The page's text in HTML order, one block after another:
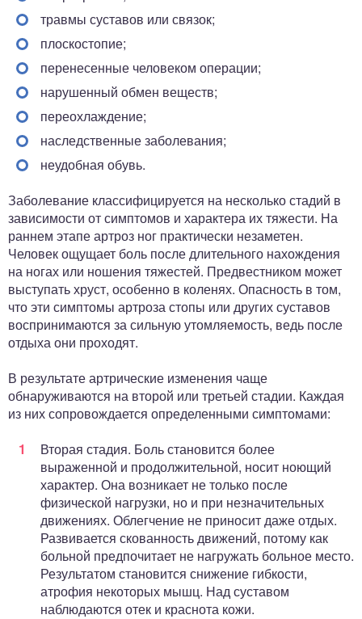
травмы суставов или связок;
плоскостопие;
перенесенные человеком операции;
нарушенный обмен веществ;
переохлаждение;
наследственные заболевания;
неудобная обувь.
Заболевание классифицируется на несколько стадий в
зависимости от симптомов и характера их тяжести. На
раннем этапе артроз ног практически незаметен.
Человек ощущает боль после длительного нахождения
на ногах или ношения тяжестей. Предвестником может
выступать хруст, особенно в коленях. Опасность в том,
что эти симптомы артроза стопы или других суставов
воспринимаются за сильную утомляемость, ведь после
отдыха они проходят.
В результате артрические изменения чаще
обнаруживаются на второй или третьей стадии. Каждая
из них сопровождается определенными симптомами:
Вторая стадия. Боль становится более
выраженной и продолжительной, носит ноющий
характер. Она возникает не только после
физической нагрузки, но и при незначительных
движениях. Облегчение не приносит даже отдых.
Развивается скованность движений, потому как
больной предпочитает не нагружать больное место.
Результатом становится снижение гибкости,
атрофия некоторых мышц. Над суставом
наблюдаются отек и краснота кожи.